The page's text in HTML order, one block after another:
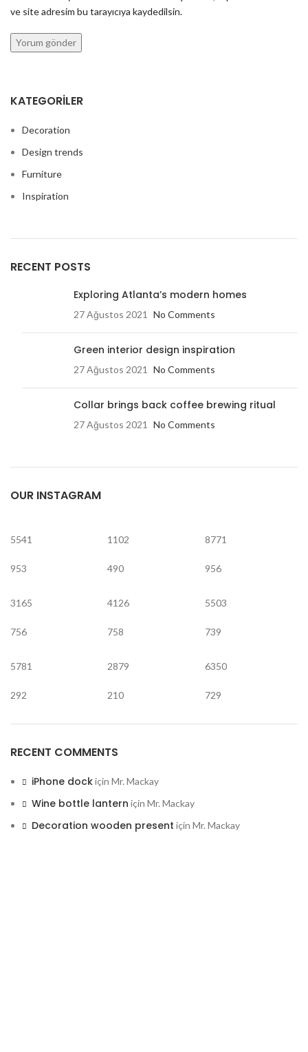
ve site adresim bu tarayıcıya kaydedilsin.
KATEGORILER
Decoration
Design trends
Furniture
Inspiration
RECENT POSTS
Exploring Atlanta’s modern homes
27 Ağustos 2021 No Comments
Green interior design inspiration
27 Ağustos 2021 No Comments
Collar brings back coffee brewing ritual
27 Ağustos 2021 No Comments
OUR INSTAGRAM
5541
953
1102
490
8771
956
3165
756
4126
758
5503
739
5781
292
2879
210
6350
729
RECENT COMMENTS
iPhone dockiçin Mr. Mackay
Wine bottle lantern için Mr. Mackay
Decoration wooden present için Mr. Mackay